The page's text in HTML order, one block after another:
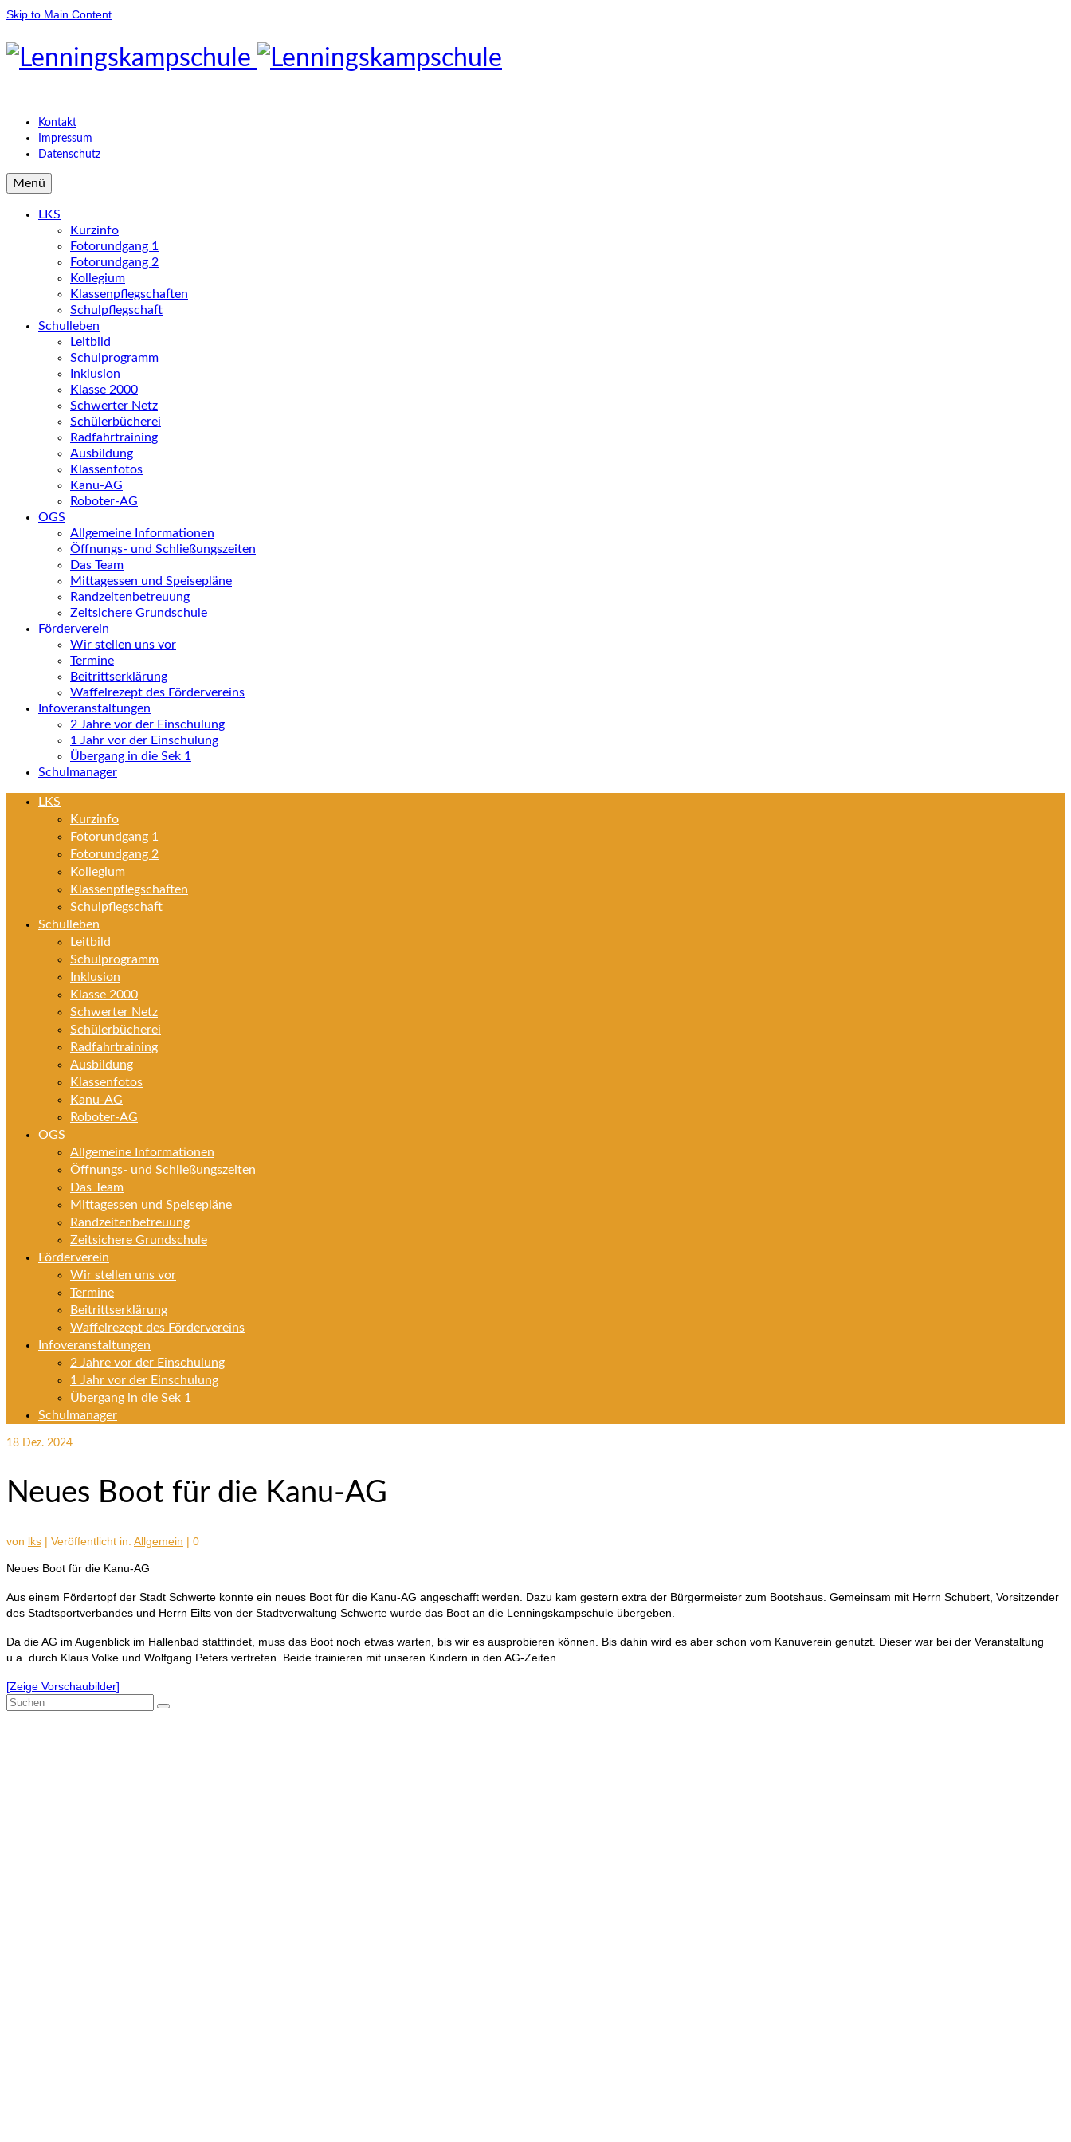
Skip to Main Content
Kontakt
Impressum
Datenschutz
Menü
LKS
Kurzinfo
Fotorundgang 1
Fotorundgang 2
Kollegium
Klassenpflegschaften
Schulpflegschaft
Schulleben
Leitbild
Schulprogramm
Inklusion
Klasse 2000
Schwerter Netz
Schülerbücherei
Radfahrtraining
Ausbildung
Klassenfotos
Kanu-AG
Roboter-AG
OGS
Allgemeine Informationen
Öffnungs- und Schließungszeiten
Das Team
Mittagessen und Speisepläne
Randzeitenbetreuung
Zeitsichere Grundschule
Förderverein
Wir stellen uns vor
Termine
Beitrittserklärung
Waffelrezept des Fördervereins
Infoveranstaltungen
2 Jahre vor der Einschulung
1 Jahr vor der Einschulung
Übergang in die Sek 1
Schulmanager
LKS
Kurzinfo
Fotorundgang 1
Fotorundgang 2
Kollegium
Klassenpflegschaften
Schulpflegschaft
Schulleben
Leitbild
Schulprogramm
Inklusion
Klasse 2000
Schwerter Netz
Schülerbücherei
Radfahrtraining
Ausbildung
Klassenfotos
Kanu-AG
Roboter-AG
OGS
Allgemeine Informationen
Öffnungs- und Schließungszeiten
Das Team
Mittagessen und Speisepläne
Randzeitenbetreuung
Zeitsichere Grundschule
Förderverein
Wir stellen uns vor
Termine
Beitrittserklärung
Waffelrezept des Fördervereins
Infoveranstaltungen
2 Jahre vor der Einschulung
1 Jahr vor der Einschulung
Übergang in die Sek 1
Schulmanager
18 Dez. 2024
Neues Boot für die Kanu-AG
von lks | Veröffentlicht in: Allgemein | 0
Neues Boot für die Kanu-AG
Aus einem Fördertopf der Stadt Schwerte konnte ein neues Boot für die Kanu-AG angeschafft werden. Dazu kam gestern extra der Bürgermeister zum Bootshaus. Gemeinsam mit Herrn Schubert, Vorsitzender
des Stadtsportverbandes und Herrn Eilts von der Stadtverwaltung Schwerte wurde das Boot an die Lenningskampschule übergeben.
Da die AG im Augenblick im Hallenbad stattfindet, muss das Boot noch etwas warten, bis wir es ausprobieren können. Bis dahin wird es aber schon vom Kanuverein genutzt. Dieser war bei der Veranstaltung
u.a. durch Klaus Volke und Wolfgang Peters vertreten. Beide trainieren mit unseren Kindern in den AG-Zeiten.
[Zeige Vorschaubilder]
Suchen